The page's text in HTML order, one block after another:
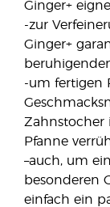
Ginger+
-zur
Ginger+
-um fertigen
Zahnstocher
Pfanne
–auch, um
besonderen
einfach ein